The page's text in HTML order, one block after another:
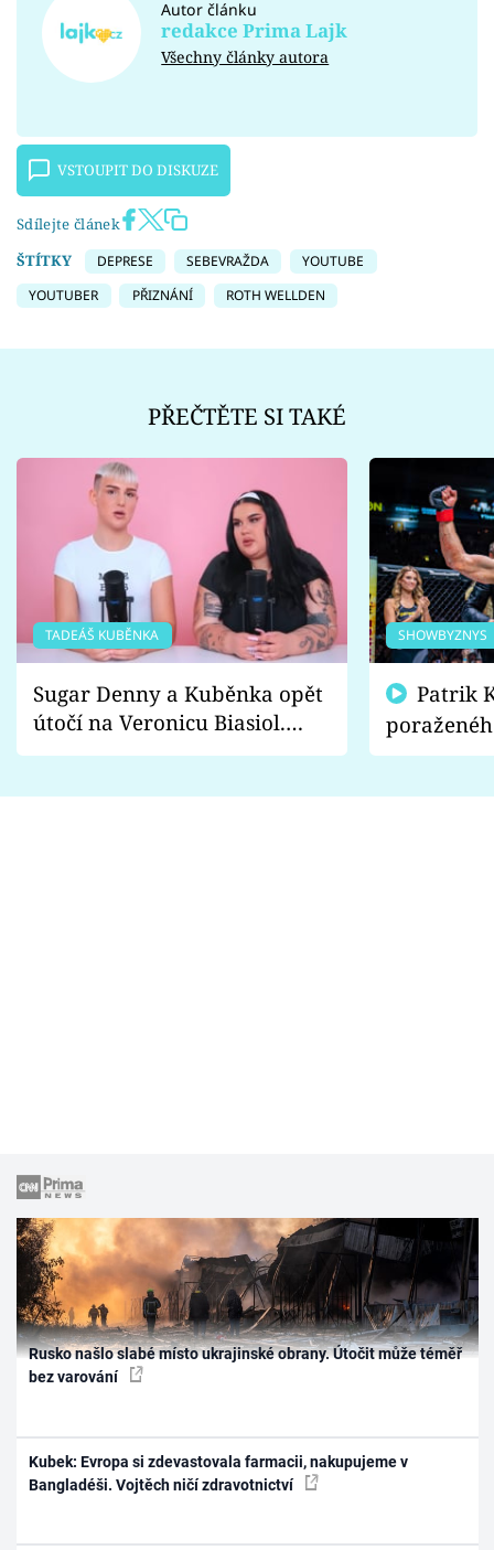
Autor článku
redakce Prima Lajk
Všechny články autora
VSTOUPIT DO DISKUZE
Sdílejte článek
ŠTÍTKY
DEPRESE SEBEVRAŽDA
YOUTUBE
YOUTUBER
PŘIZNÁNÍ ROTH WELLDEN
PŘEČTĚTE SI TAKÉ
TADEÁŠ KUBĚNKA
Sugar Denny a Kuběnka opět
útočí na Veronicu Biasiol.
Proč je podle nich falešná a
SHOWBYZNYS
fanoušci
Rusko našlo slabé místo ukrajinské obrany. Útočit může téměř
bez varování
Kubek: Evropa si zdevastovala farmacii, nakupujeme v
Bangladéši. Vojtěch ničí zdravotnictví